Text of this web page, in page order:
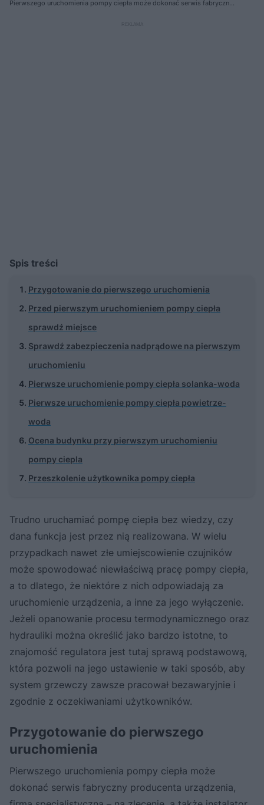
Pierwszego uruchomienia pompy ciepła może dokonać serwis fabryczny
instalator posiadający odpowiednie kwalifikacje
Spis treści
Przygotowanie do pierwszego uruchomienia
Przed pierwszym uruchomieniem pompy ciepła
sprawdź miejsce
Sprawdź zabezpieczenia nadprądowe na pierwszym
uruchomieniu
Pierwsze uruchomienie pompy ciepła solanka-woda
Pierwsze uruchomienie pompy ciepła powietrze-
woda
Ocena budynku przy pierwszym uruchomieniu
pompy ciepla
Przeszkolenie użytkownika pompy ciepła
Trudno uruchamiać pompę ciepła bez wiedzy, czy
dana funkcja jest przez nią realizowana. W wielu
przypadkach nawet złe umiejscowienie czujników
może spowodować niewłaściwą pracę pompy ciepła,
a to dlatego, że niektóre z nich odpowiadają za
uruchomienie urządzenia, a inne za jego wyłączenie.
Jeżeli opanowanie procesu termodynamicznego oraz
hydrauliki można określić jako bardzo istotne, to
znajomość regulatora jest tutaj sprawą podstawową,
która pozwoli na jego ustawienie w taki sposób, aby
system grzewczy zawsze pracował bezawaryjnie i
zgodnie z oczekiwaniami użytkowników.
Przygotowanie do pierwszego
uruchomienia
Pierwszego uruchomienia pompy ciepła może
dokonać serwis fabryczny producenta urządzenia,